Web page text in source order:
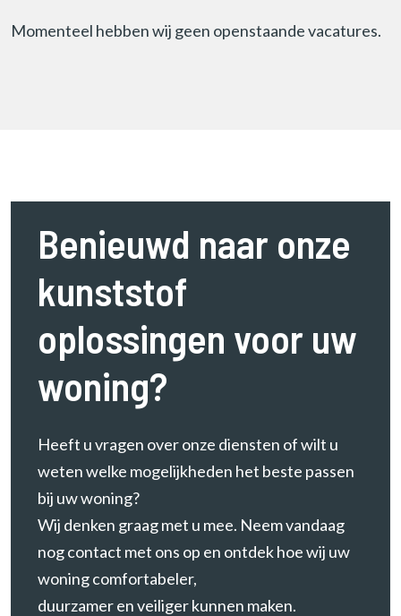
rMomenteel hebben wij geen openstaande vacatures.
Benieuwd naar onze
kunststof
oplossingen voor uw
woning?
Heeft u vragen over onze diensten of wilt u
weten welke mogelijkheden het beste passen
bij uw woning?
Wij denken graag met u mee. Neem vandaag
nog contact met ons op en ontdek hoe wij uw
woning comfortabeler,
duurzamer en veiliger kunnen maken.